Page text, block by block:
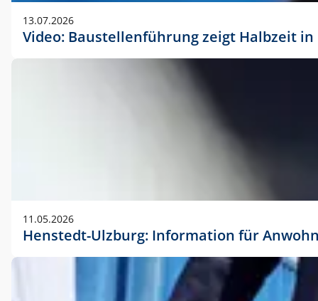
13.07.2026
Video: Baustellenführung zeigt Halbzeit
11.05.2026
Henstedt-Ulzburg: Information für